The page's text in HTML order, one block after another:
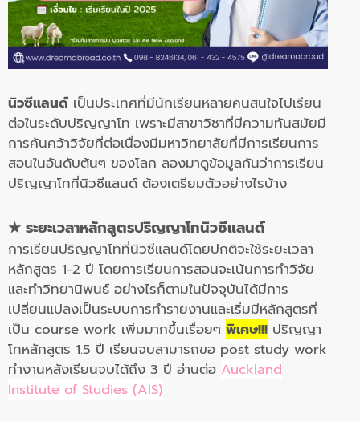
นิวซีแลนด์ เป็นประเทศที่มีนักเรียนหลายคนสนใจไปเรียน
ต่อในระดับปริญญาโท เพราะมีสาขาวิชาที่มีความทันสมัยมี
การค้นคว้าวิจัยที่ต่อเนื่องมีมหาวิทยาลัยที่มีการเรียนการ
สอนในอันดับต้นๆ ของโลก ลองมาดูข้อมูลกันว่าการเรียน
ปริญญาโทที่นิวซีแลนด์ ต้องเตรียมตัวอย่างไรบ้าง
★ ระยะเวลาหลักสูตรปริญญาโทนิวซีแลนด์
การเรียนปริญญาโทที่นิวซีแลนด์โดยปกติจะใช้ระยะเวลา
หลักสูตร 1-2 ปี โดยการเรียนการสอนจะเน้นการทำวิจัย
และทำวิทยานิพนธ์ อย่างไรก็ตามในปัจจุบันได้มีการ
เปลี่ยนแปลงเป็นระบบการทำรายงานและเริ่มมีหลักสูตรที่
เป็น course work เพิ่มมากขึ้นเรื่อยๆ พิเศษ!!! ปริญญา
โทหลักสูตร 1.5 ปี เรียนจบสามารถขอ post study work
ทำงานหลังเรียนจบได้ถึง 3 ปี อ่านต่อ Auckland
Institute of Studies (AIS)